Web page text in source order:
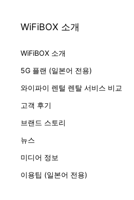
WiFiBOX 소개
WiFiBOX 소개
5G 플랜 (일본어 전용)
와이파이 렌털 렌탈 서비스 비교
고객 후기
브랜드 스토리
뉴스
미디어 정보
이용팁 (일본어 전용)